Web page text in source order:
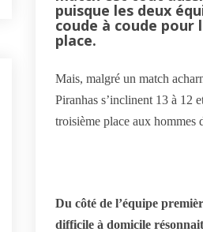
puisque les deux
coude à coude pour
place.
Mais, malgré un match
Piranhas s’inclinent 13 à 12
troisième place aux hommes
Du côté de l’équipe
difficile à domicile